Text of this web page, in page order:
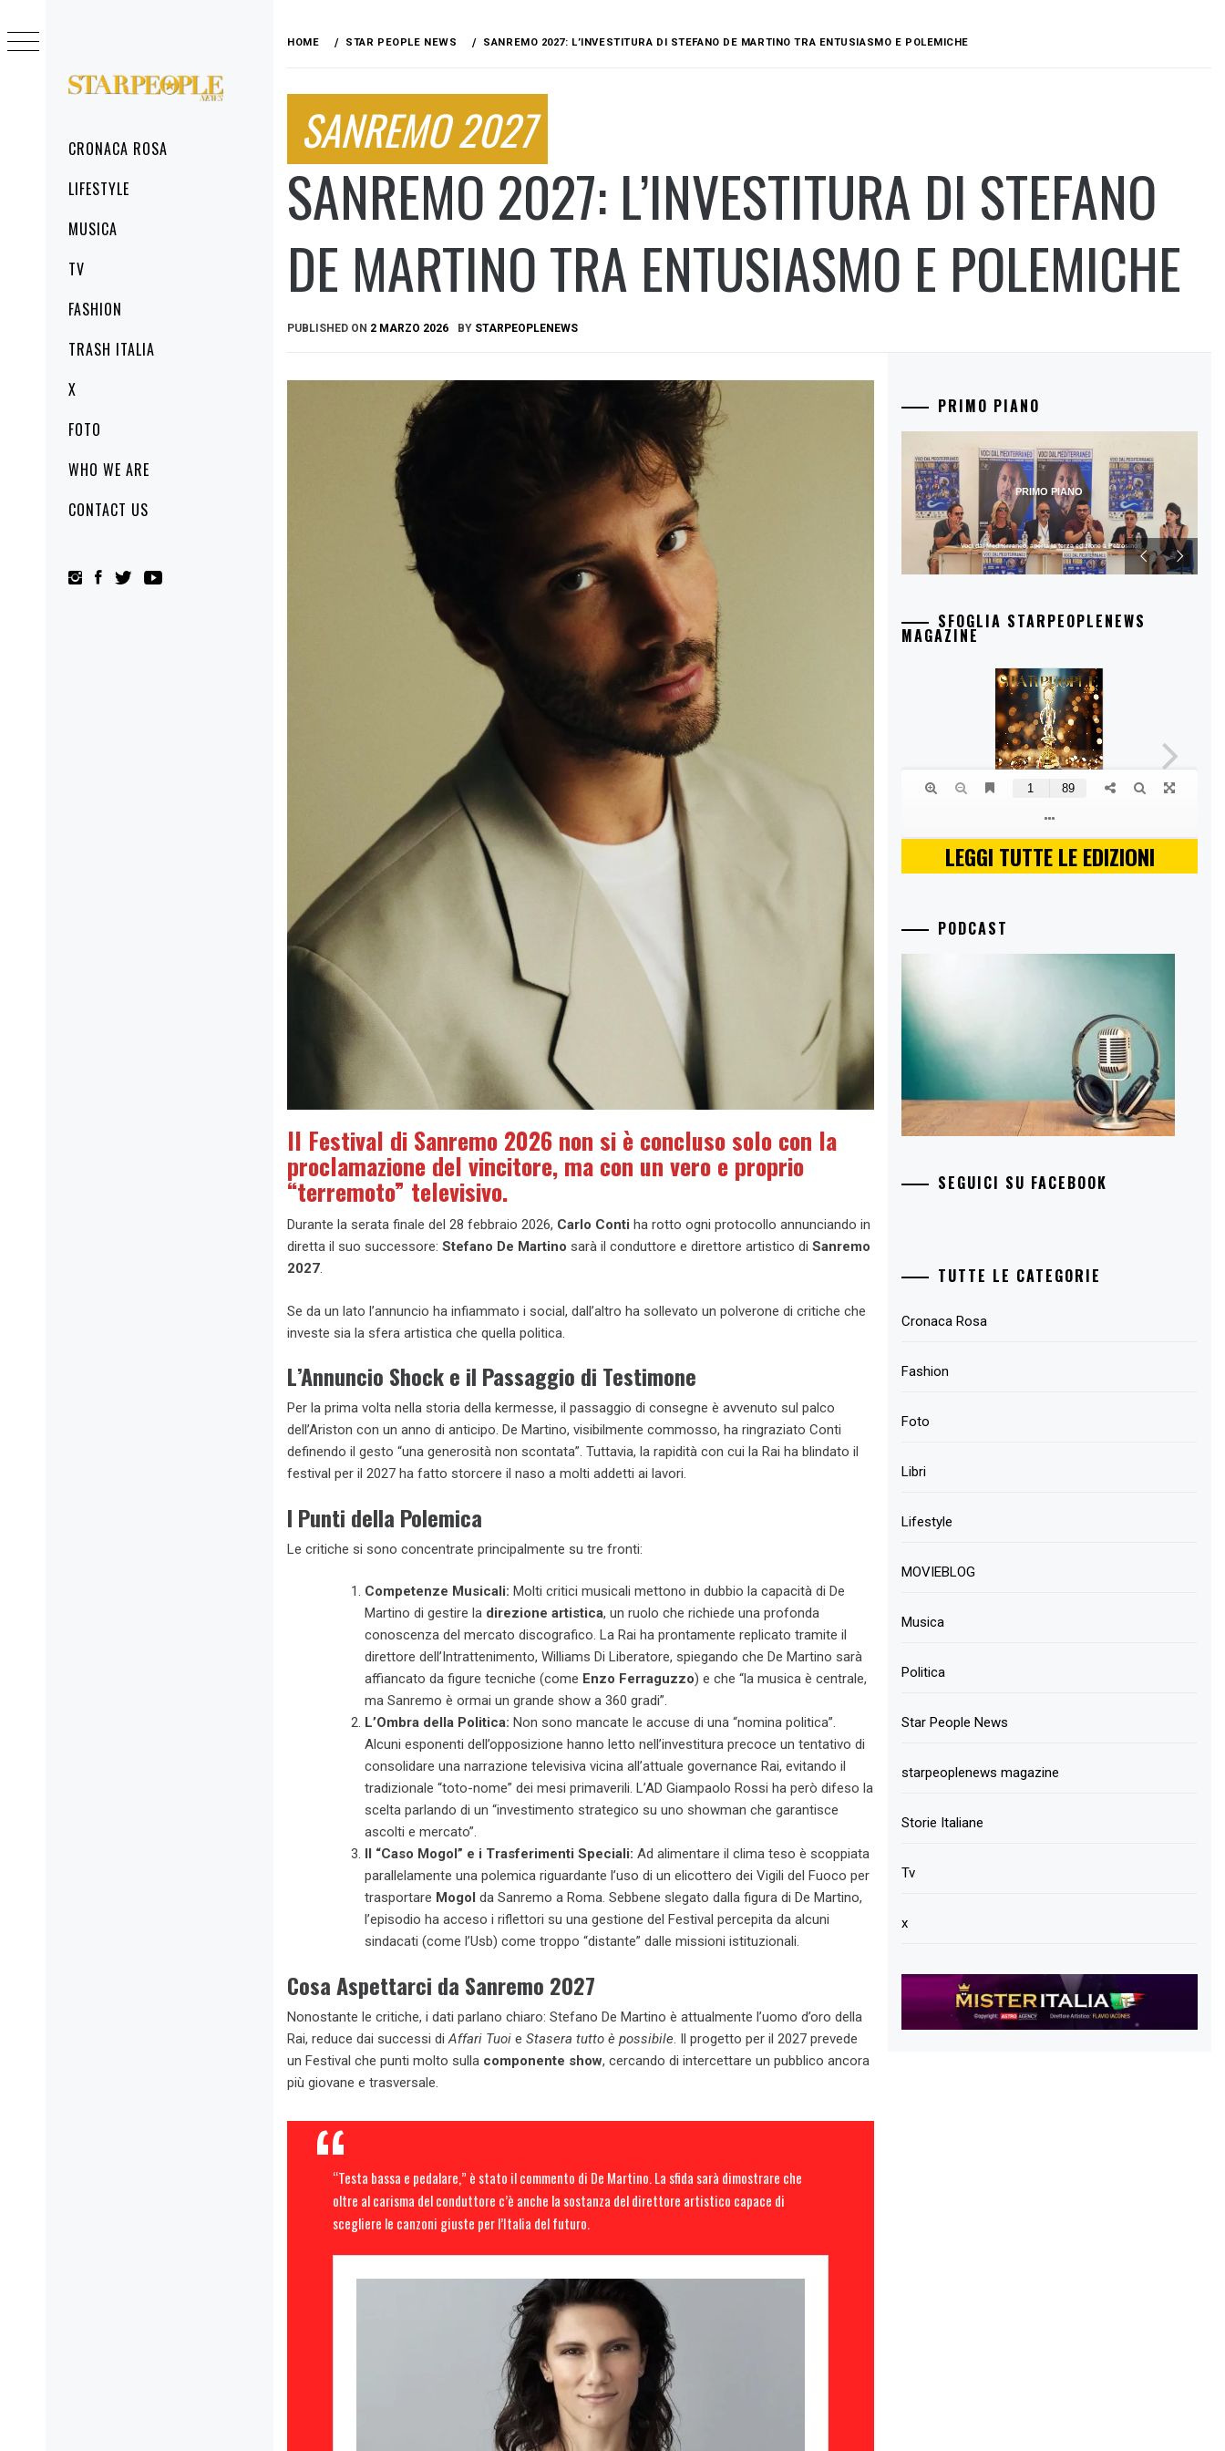
STARPEOPLENEWS
MenuCRONACA ROSA
LIFESTYLE
MUSICA
TV
FASHION
TRASH ITALIA
X
FOTO
WHO WE ARE
CONTACT US
to
content
HOME STAR PEOPLE NEWS SANREMO 2027: L’INVESTITURA DI STEFANO DE MARTINO TRA ENTUSIASMO E POLEMICHE
SANREMO 2027
SANREMO 2027: L’INVESTITURA DI STEFANO
DE MARTINO TRA ENTUSIASMO E POLEMICHE
PUBLISHED ON 2 MARZO 2026 BY STARPEOPLENEWS
Il Festival di Sanremo 2026 non si è concluso solo con la
proclamazione del vincitore, ma con un vero e proprio
“terremoto” televisivo.
Durante la serata finale del 28 febbraio 2026, Carlo Conti ha rotto ogni protocollo annunciando in
diretta il suo successore: Stefano De Martino sarà il conduttore e direttore artistico di Sanremo
2027.
Se da un lato l’annuncio ha infiammato i social, dall’altro ha sollevato un polverone di critiche che
investe sia la sfera artistica che quella politica.
L’Annuncio Shock e il Passaggio di Testimone
Per la prima volta nella storia della kermesse, il passaggio di consegne è avvenuto sul palco
dell’Ariston con un anno di anticipo. De Martino, visibilmente commosso, ha ringraziato Conti
definendo il gesto “una generosità non scontata”. Tuttavia, la rapidità con cui la Rai ha blindato il
festival per il 2027 ha fatto storcere il naso a molti addetti ai lavori.
I Punti della Polemica
Le critiche si sono concentrate principalmente su tre fronti:
Competenze Musicali: Molti critici musicali mettono in dubbio la capacità di De
Martino di gestire la direzione artistica, un ruolo che richiede una profonda
conoscenza del mercato discografico. La Rai ha prontamente replicato tramite il
direttore dell’Intrattenimento, Williams Di Liberatore, spiegando che De Martino sarà
affiancato da figure tecniche (come Enzo Ferraguzzo) e che “la musica è centrale,
ma Sanremo è ormai un grande show a 360 gradi”.
L’Ombra della Politica: Non sono mancate le accuse di una “nomina politica”.
Alcuni esponenti dell’opposizione hanno letto nell’investitura precoce un tentativo di
consolidare una narrazione televisiva vicina all’attuale governance Rai, evitando il
tradizionale “toto-nome” dei mesi primaverili. L’AD Giampaolo Rossi ha però difeso la
scelta parlando di un “investimento strategico su uno showman che garantisce
ascolti e mercato”.
Il “Caso Mogol” e i Trasferimenti Speciali: Ad alimentare il clima teso è scoppiata
parallelamente una polemica riguardante l’uso di un elicottero dei Vigili del Fuoco per
trasportare Mogol da Sanremo a Roma. Sebbene slegato dalla figura di De Martino,
l’episodio ha acceso i riflettori su una gestione del Festival percepita da alcuni
sindacati (come l’Usb) come troppo “distante” dalle missioni istituzionali.
Cosa Aspettarci da Sanremo 2027
Nonostante le critiche, i dati parlano chiaro: Stefano De Martino è attualmente l’uomo d’oro della
Rai, reduce dai successi diAffari Tuoi e Stasera tutto è possibile. Il progetto per il 2027 prevede
un Festival che punti molto sulla componente show, cercando di intercettare un pubblico ancora
più giovane e trasversale.
“Testa bassa e pedalare,” è stato il commento di De Martino. La sfida sarà dimostrare che
oltre al carisma del conduttore c’è anche la sostanza del direttore artistico capace di
scegliere le canzoni giuste per l’Italia del futuro.
PRIMO PIANO
Voci dal Mediterraneo, aperta la terza edizione a Petrosino
PRIMO PIANO
SFOGLIA STARPEOPLENEWS
MAGAZINE
LEGGI TUTTE LE EDIZIONI
PODCAST
SEGUICI SU FACEBOOK
TUTTE LE CATEGORIE
Cronaca Rosa
Fashion
Foto
Libri
Lifestyle
MOVIEBLOG
Musica
Politica
Star People News
starpeoplenews magazine
Storie Italiane
Tv
x